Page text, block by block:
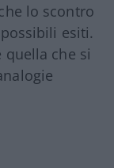
lo scontro
esiti.
quella che si